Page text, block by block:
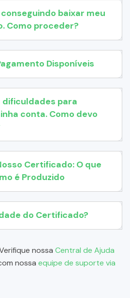
baixar meu
Como proceder?
Disponíveis
dificuldades para
conta. Como devo
Certificado: O que
é Produzido
do Certificado?
nossa Central de Ajuda
nossa equipe de suporte via